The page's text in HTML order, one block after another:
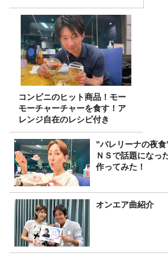
コンビニのヒット商品！モー
モーチャーチャーを食す！ア
レンジ自在のレシピ付き
”バレリーナの夜
ＮＳで話題になっ
作ってみた！
オンエア曲紹介